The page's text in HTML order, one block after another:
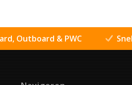
Outboard & PWC